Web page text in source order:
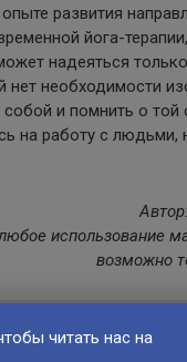
развития
йога-
надеяться
нет необходимости
и помнить о той
на работу с
использование
возможно
только лучшие
читать нас на